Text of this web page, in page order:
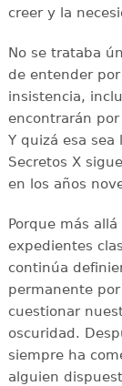
creer y la
No se trataba
de entender
insistencia,
encontrarán
Y quizá esa
Secretos X
en los años
Porque más
expedientes
continúa
permanente
cuestionar
oscuridad.
siempre ha
alguien